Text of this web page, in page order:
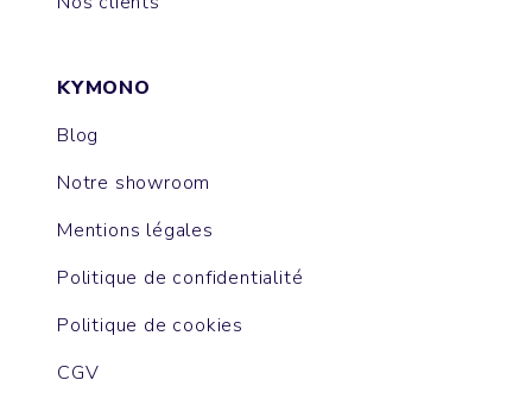
KYMONO
Blog
Notre showroom
Mentions légales
Politique de confidentialité
Politique de cookies
CGV